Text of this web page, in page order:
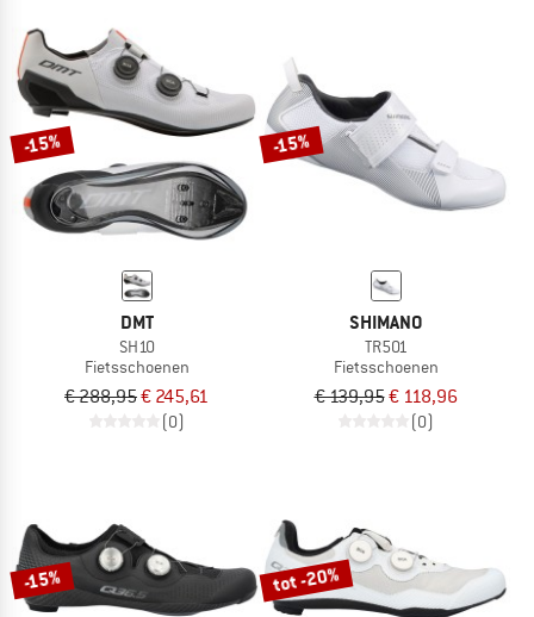
-15%
DMT
SH10
Fietsschoenen
€ 288,95€ 245,61
(0)
-15%
SHIMANO
TR501
Fietsschoenen
€ 139,95€ 118,96
(0)
-15% tot -20%